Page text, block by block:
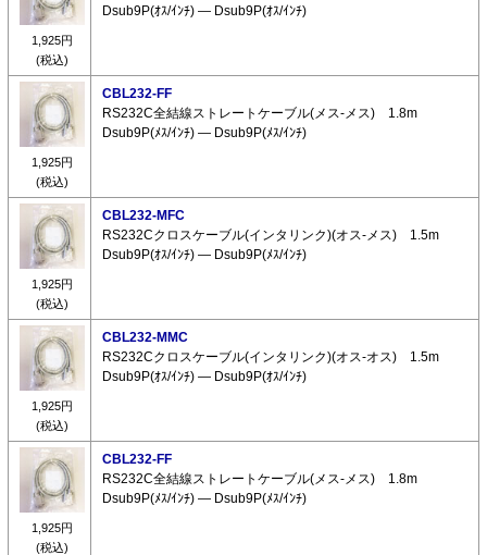
1,925円
(税込)
Dsub9P(ｵｽ/ｲﾝﾁ) ― Dsub9P(ｵｽ/ｲﾝﾁ)
1,925円
(税込)
CBL232-FF
RS232C全結線ストレートケーブル(メス-メス) 1.8m
Dsub9P(ﾒｽ/ｲﾝﾁ) ― Dsub9P(ﾒｽ/ｲﾝﾁ)
1,925円
(税込)
CBL232-MFC
RS232Cクロスケーブル(インタリンク)(オス-メス) 1.5m
Dsub9P(ｵｽ/ｲﾝﾁ) ― Dsub9P(ﾒｽ/ｲﾝﾁ)
1,925円
(税込)
CBL232-MMC
RS232Cクロスケーブル(インタリンク)(オス-オス) 1.5m
Dsub9P(ｵｽ/ｲﾝﾁ) ― Dsub9P(ｵｽ/ｲﾝﾁ)
1,925円
(税込)
CBL232-FF
RS232C全結線ストレートケーブル(メス-メス) 1.8m
Dsub9P(ﾒｽ/ｲﾝﾁ) ― Dsub9P(ﾒｽ/ｲﾝﾁ)